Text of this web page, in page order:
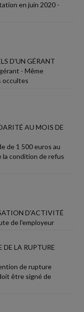
en juin 2020 -
D'UN GÉRANT
- Même
occultes
AU MOIS DE
de 1 500 euros au
la condition de refus
D'ACTIVITÉ
de l'employeur
LA RUPTURE
de rupture
être signé de